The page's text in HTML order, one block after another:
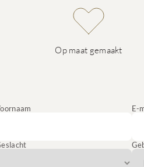
Op maat gemaakt
E-